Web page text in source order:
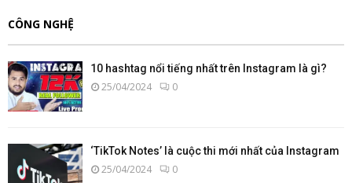
CÔNG NGHỆ
10 hashtag nổi tiếng nhất trên Instagram là gì?
25/04/2024 0
‘TikTok Notes’ là cuộc thi mới nhất của Instagram
25/04/2024 0